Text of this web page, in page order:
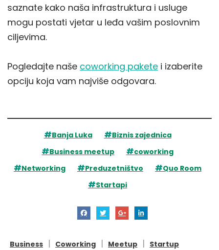
saznate kako naša infrastruktura i usluge
mogu postati vjetar u leđa vašim poslovnim
ciljevima.
Pogledajte naše coworking pakete i izaberite
opciju koja vam najviše odgovara.
Banja Luka
Biznis zajednica
Business meetup
coworking
Networking
Preduzetništvo
Quo Room
Startapi
Business | Coworking | Meetup | Startup